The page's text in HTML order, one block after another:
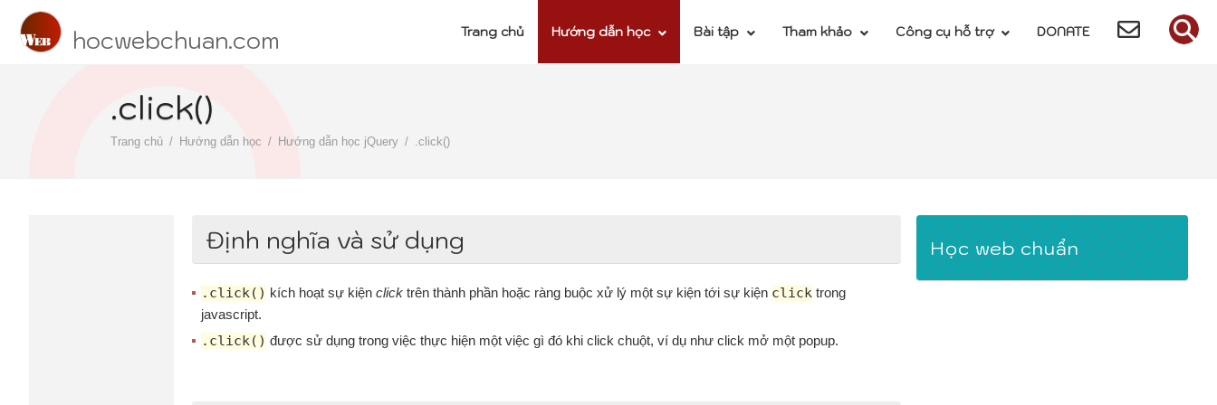
hocwebchuan.com Trang chủ Hướng dẫn học Bài tập Tham khảo Công cụ hỗ trợ DONATE
.click()
Trang chủ Hướng dẫn học Hướng dẫn học jQuery .click()
Định nghĩa và sử dụng
.click() kích hoạt sự kiện click trên thành phần hoặc ràng buộc xử lý một sự kiện tới sự kiện click trong
javascript.
.click() được sử dụng trong việc thực hiện một việc gì đó khi click chuột, ví dụ như click mở một popup.
Học web chuẩn